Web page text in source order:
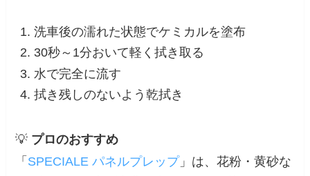
洗車後の濡れた状態でケミカルを塗布
30秒～1分おいて軽く拭き取る
水で完全に流す
拭き残しのないよう乾拭き
💡 プロのおすすめ
「 SPECIALE パネルプレップ」は、花粉・黄砂な